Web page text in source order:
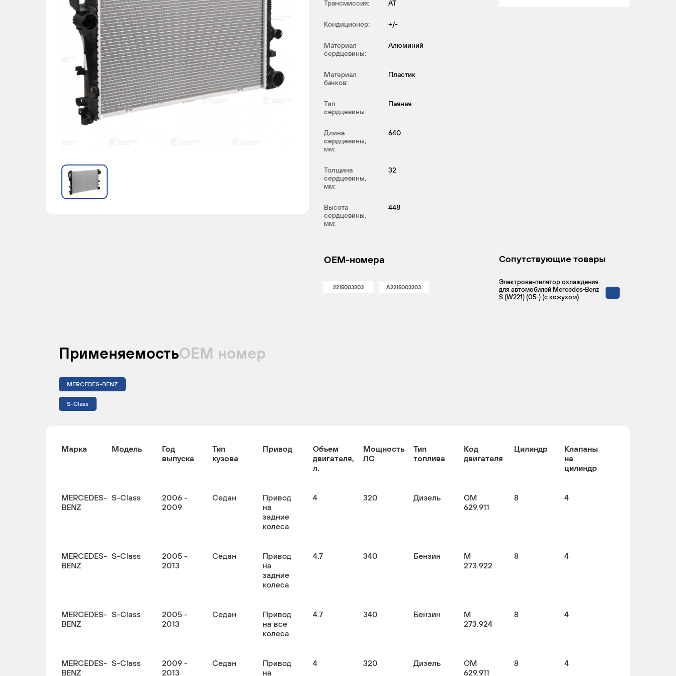
Трансмиссия: AT
Кондиционер: +/-
Материал
сердцевины:
Алюминий
Материал
бачков:
Пластик
Тип
сердцевины:
Паяная
Длина
сердцевины,
мм:
640
Толщина
сердцевины,
мм:
32
Высота
сердцевины,
мм:
448
OEM-номера
2215003203 A2215003203
Сопутствующие товары
Электровентилятор охлаждения
для автомобилей Mercedes-Benz
S (W221) (05-) (с кожухом)
ПрименяемостьОЕМ номер
MERCEDES-BENZ
S-Class
Марка Модель
Год
выпуска
Тип
кузова
Привод
Объем
двигателя,
л.
Мощность
ЛС
Тип
топлива
Код
двигателя
Цилиндр
Клапаны
на
цилиндр
MERCEDES-
BENZ
S-Class
2006 -
2009
Седан
Привод
на
задние
колеса
4 320 Дизель
OM
629.911
8 4
MERCEDES-
BENZ
S-Class
2005 -
2013
Седан
Привод
на
задние
колеса
4.7 340 Бензин
M
273.922
8 4
MERCEDES-
BENZ
S-Class
2005 -
2013
Седан
Привод
на все
колеса
4.7 340 Бензин
M
273.924
8 4
MERCEDES-
BENZ
S-Class
2009 -
2013
Седан
Привод
на
4 320 Дизель
OM
629.911
8 4